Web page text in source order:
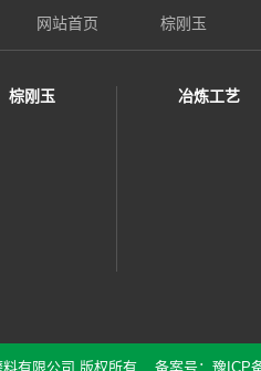
网站首页 棕刚玉
棕刚玉 冶炼工艺
有限公司 版权所有 备案号： 豫ICP